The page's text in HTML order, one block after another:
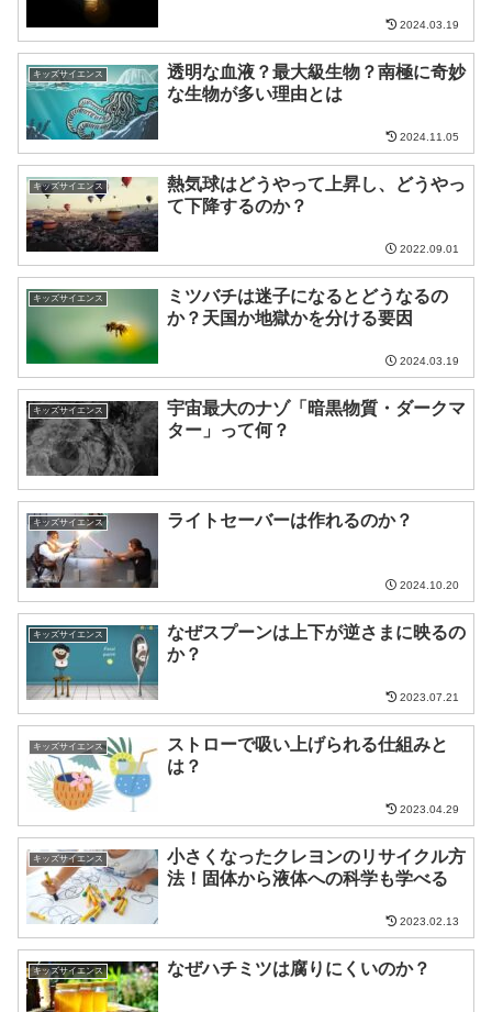
2024.03.19
キッズサイエンス
透明な血液？最大級生物？南極に奇妙
な生物が多い理由とは
2024.11.05
キッズサイエンス
熱気球はどうやって上昇し、どうやっ
て下降するのか？
2022.09.01
キッズサイエンス
ミツバチは迷子になるとどうなるの
か？天国か地獄かを分ける要因
2024.03.19
キッズサイエンス
宇宙最大のナゾ「暗黒物質・ダークマ
ター」って何？
キッズサイエンス ライトセーバーは作れるのか？
2024.10.20
キッズサイエンス
なぜスプーンは上下が逆さまに映るの
か？
2023.07.21
キッズサイエンス
ストローで吸い上げられる仕組みと
は？
2023.04.29
キッズサイエンス
小さくなったクレヨンのリサイクル方
法！固体から液体への科学も学べる
2023.02.13
キッズサイエンス なぜハチミツは腐りにくいのか？